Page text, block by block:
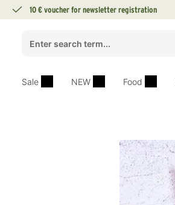
Skip to main navigation
10 € voucher for newsletter registration
Sale NEW Food